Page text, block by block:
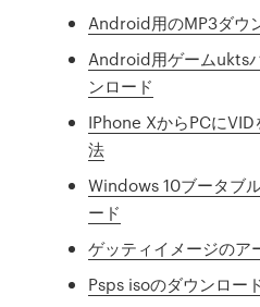
Android用のMP3ダウ
Android用ゲームukts
ンロード
IPhone XからPCに
法
Windows 10ブータブ
ード
ゲッティイメージのア
Psps isoのダウンロー